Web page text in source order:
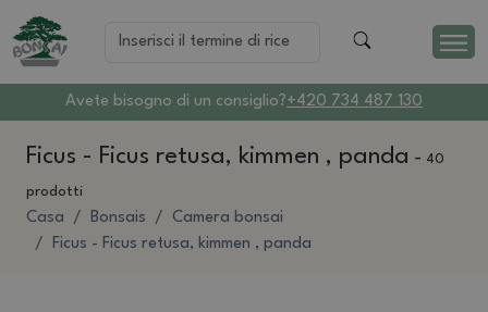
Avete bisogno di un consiglio?+420 734 487 130
Ficus - Ficus retusa, kimmen , panda - 40
prodotti
Casa Bonsais
Camera bonsai
Ficus - Ficus retusa, kimmen , panda